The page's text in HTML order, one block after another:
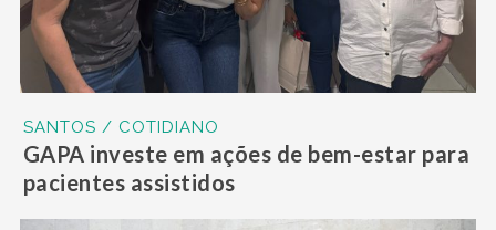
SANTOS / COTIDIANO
GAPA investe em ações de bem-estar para
pacientes assistidos